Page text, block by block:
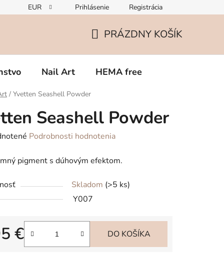
Zmena v zložení gélov – čo potrebujete vedieť o TPO
EUR Prihlásenie Registrácia
KOŠÍK
PRÁZDNY KOŠÍK
Nail Art HEMA free
/ Yvetten Seashell Powder
Seashell Powder
Podrobnosti hodnotenia
pigment s dúhovým efektom.
Skladom (>5 ks)
Y007
€
cena:
DO KOŠÍKA